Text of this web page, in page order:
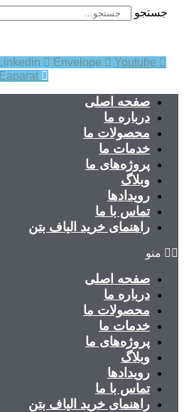
جستجو
Linkedin Envelope
Youtube
Eaparat
صفحه اصلی
درباره ما
محصولات ما
خدمات ما
پروژه‌های ما
وبلاگ
رویدادها
تماس با ما
راهنمای خرید الیاف بتن
منو
صفحه اصلی
درباره ما
محصولات ما
خدمات ما
پروژه‌های ما
وبلاگ
رویدادها
تماس با ما
راهنمای خرید الیاف بتن